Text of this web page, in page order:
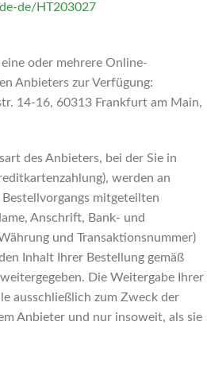
de/HT203027
oder mehrere Online-
Anbieters zur Verfügung:
14-16, 60313 Frankfurt am Main,
des Anbieters, bei der Sie in
werden an
mitgeteilten
Anschrift, Bank- und
und Transaktionsnummer)
Inhalt Ihrer Bestellung gemäß
Die Weitergabe Ihrer
ausschließlich zum Zweck der
Anbieter und nur insoweit, als sie